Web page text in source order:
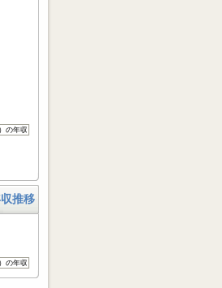
推移